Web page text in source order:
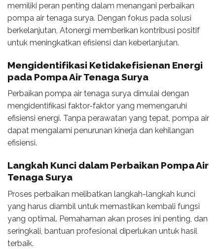
memiliki peran penting dalam menangani perbaikan
pompa air tenaga surya. Dengan fokus pada solusi
berkelanjutan, Atonergi memberikan kontribusi positif
untuk meningkatkan efisiensi dan keberlanjutan.
Mengidentifikasi Ketidakefisienan Energi
pada Pompa Air Tenaga Surya
Perbaikan pompa air tenaga surya dimulai dengan
mengidentifikasi faktor-faktor yang memengaruhi
efisiensi energi. Tanpa perawatan yang tepat, pompa air
dapat mengalami penurunan kinerja dan kehilangan
efisiensi.
Langkah Kunci dalam Perbaikan Pompa Air
Tenaga Surya
Proses perbaikan melibatkan langkah-langkah kunci
yang harus diambil untuk memastikan kembali fungsi
yang optimal. Pemahaman akan proses ini penting, dan
seringkali, bantuan profesional diperlukan untuk hasil
terbaik.